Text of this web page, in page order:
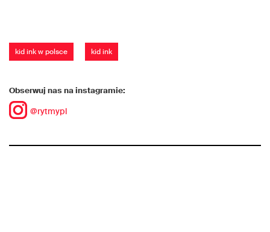
kid ink w polsce kid ink
Obserwuj nas na instagramie:
@rytmypl